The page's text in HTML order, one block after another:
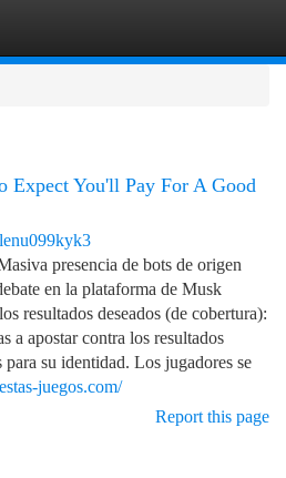
Expect You'll Pay For A Good
presencia de bots de origen
en la plataforma de Musk
resultados deseados (de cobertura):
a apostar contra los resultados
para su identidad. Los jugadores se
juegos.com/
Report this page